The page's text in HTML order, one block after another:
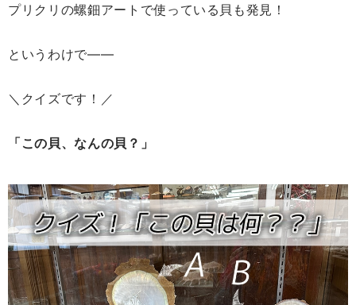
プリクリの螺鈿アートで使っている貝も発見！
というわけで――
＼クイズです！／
「この貝、なんの貝？」